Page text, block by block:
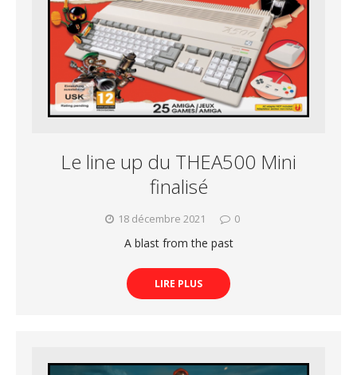
Le line up du THEA500 Mini
finalisé
18 décembre 2021 0
A blast from the past
LIRE PLUS